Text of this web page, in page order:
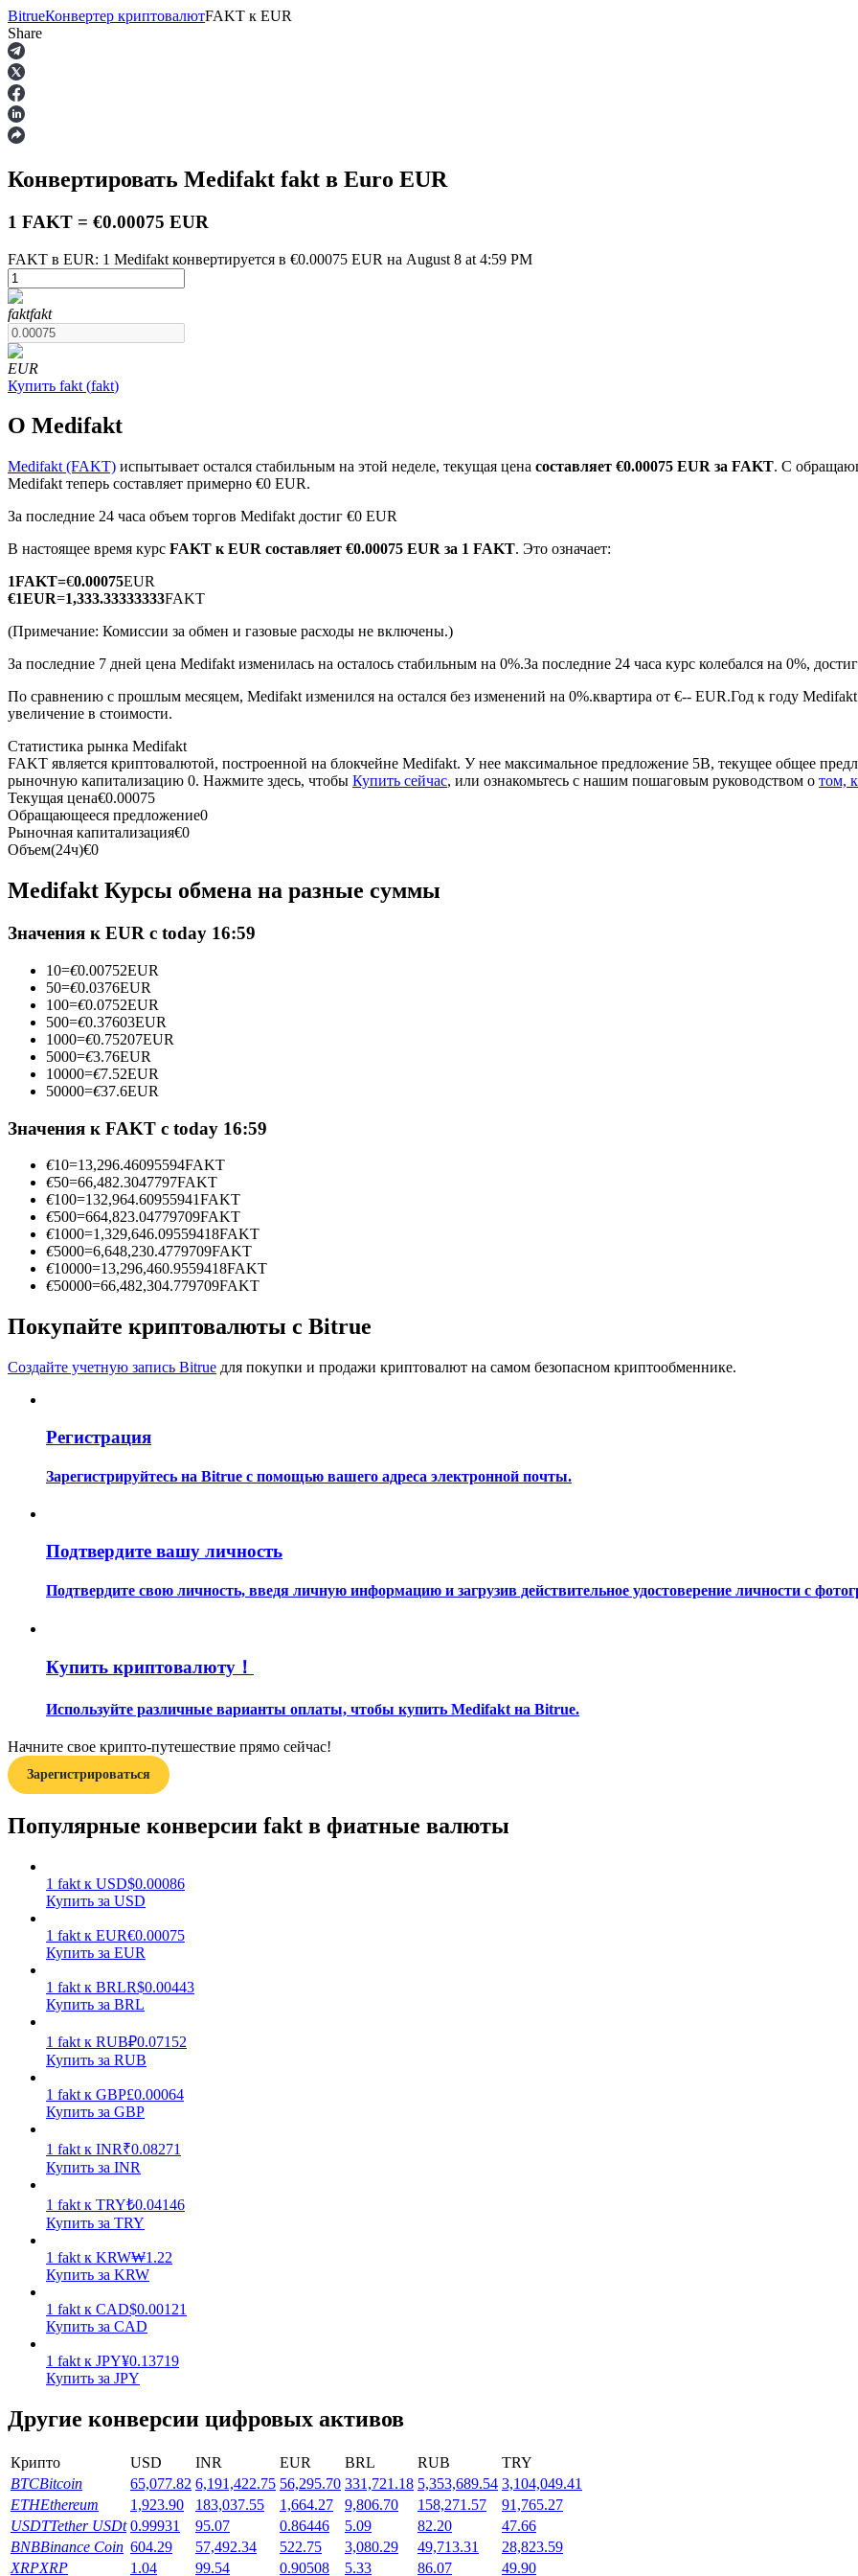
Фьючерсы
USDT-фьючерсы
Фьючерсы с использованием USDT в качестве обеспечения
Фьючерсы на COIN-M
Криптовалютные фьючерсы
USDC фьючерсы
Фьючерсы с использованием USDC в качестве обеспечения
Копирование торговли
Наслаждайтесь распределением прибыли и комиссиями за копи-трейдинг
Анализ больших данных, включая торговую информацию и т. д.
Гид
Руководство для начинающих по фьючерсам
Торговые стратегии
Заработок
Силовая свинья
Получайте конкурентные награды ежедневно
BitrueКонвертер криптовалютFAKT к EUR
Share
Конвертировать Medifakt fakt в Euro EUR
1 FAKT = €0.00075 EUR
FAKT в EUR: 1 Medifakt конвертируется в €0.00075 EUR на August 8 at 4:59 PM
faktfakt
EUR
Купить fakt (fakt)
О Medifakt
Medifakt (FAKT) испытывает остался стабильным на этой неделе, текущая цена составляет €0.00075 EUR за FAKT. С
Medifakt теперь составляет примерно €0 EUR.
За последние 24 часа объем торгов Medifakt достиг €0 EUR
В настоящее время курс FAKT к EUR составляет €0.00075 EUR за 1 FAKT. Это означает:
1FAKT=€0.00075EUR
€1EUR=1,333.33333333FAKT
(Примечание: Комиссии за обмен и газовые расходы не включены.)
За последние 7 дней цена Medifakt изменилась на осталось стабильным на 0%.За последние 24 часа курс колебался на 0%,
По сравнению с прошлым месяцем, Medifakt изменился на остался без изменений на 0%.квартира от €-- EUR.Год к году
увеличение в стоимости.
Статистика рынка Medifakt
FAKT является криптовалютой, построенной на блокчейне Medifakt. У нее максимальное предложение 5B, текущее общее
рыночную капитализацию 0. Нажмите здесь, чтобы Купить сейчас, или ознакомьтесь с нашим пошаговым руководством о том,
Текущая цена€0.00075
Обращающееся предложение0
Рыночная капитализация€0
Объем(24ч)€0
Medifakt Курсы обмена на разные суммы
Значения к EUR с today 16:59
10=€0.00752EUR
50=€0.0376EUR
100=€0.0752EUR
500=€0.37603EUR
1000=€0.75207EUR
5000=€3.76EUR
10000=€7.52EUR
50000=€37.6EUR
Значения к FAKT с today 16:59
€10=13,296.46095594FAKT
€50=66,482.3047797FAKT
€100=132,964.60955941FAKT
€500=664,823.04779709FAKT
€1000=1,329,646.09559418FAKT
€5000=6,648,230.4779709FAKT
€10000=13,296,460.9559418FAKT
€50000=66,482,304.779709FAKT
Покупайте криптовалюты с Bitrue
Создайте учетную запись Bitrue для покупки и продажи криптовалют на самом безопасном криптообменнике.
Регистрация
Зарегистрируйтесь на Bitrue с помощью вашего адреса электронной почты.
Подтвердите вашу личность
Подтвердите свою личность, введя личную информацию и загрузив действительное удостоверение личности с
Купить криптовалюту！
Используйте различные варианты оплаты, чтобы купить Medifakt на Bitrue.
Начните свое крипто-путешествие прямо сейчас!
Зарегистрироваться
Популярные конверсии fakt в фиатные валюты
1 fakt к USD$0.00086
Купить за USD
1 fakt к EUR€0.00075
Купить за EUR
1 fakt к BRLR$0.00443
Купить за BRL
1 fakt к RUB₽0.07152
Купить за RUB
1 fakt к GBP£0.00064
Купить за GBP
1 fakt к INR₹0.08271
Купить за INR
1 fakt к TRY₺0.04146
Купить за TRY
1 fakt к KRW₩1.22
Купить за KRW
1 fakt к CAD$0.00121
Купить за CAD
1 fakt к JPY¥0.13719
Купить за JPY
Другие конверсии цифровых активов
Крипто USD INR EUR BRL RUB
TRY
BTCBitcoin 65,077.82 6,191,422.75 56,295.70 331,721.18 5,353,689.54 3,104,049.41
ETHEthereum 1,923.90 183,037.55 1,664.27 9,806.70 158,271.57
91,765.27
USDTTether USDt 0.99931 95.07 0.86446 5.09 82.20
47.66
BNBBinance Coin 604.29 57,492.34 522.75 3,080.29 49,713.31
28,823.59
XRPXRP 1.04 99.54 0.90508 5.33 86.07
49.90